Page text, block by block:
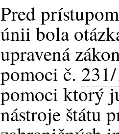
Pred
únii bola
upravená
pomoci č.
pomoci ktorý
nástroje štátu